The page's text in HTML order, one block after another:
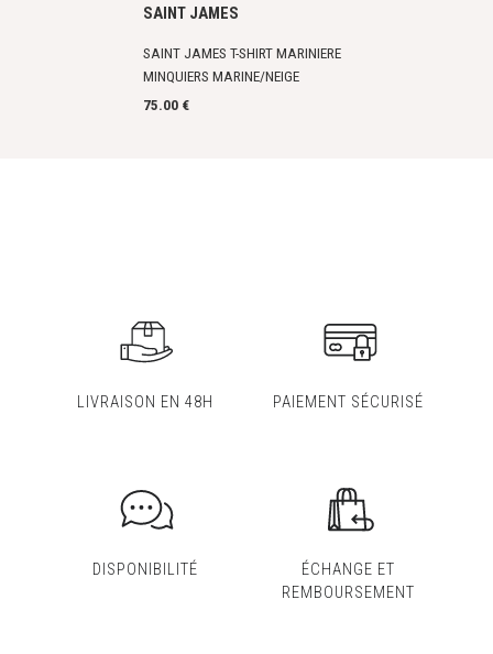
SAINT JAMES
SAINT JAMES T-SHIRT MARINIERE
MINQUIERS MARINE/NEIGE
75.00 €
LIVRAISON EN 48H PAIEMENT SÉCURISÉ
DISPONIBILITÉ
ÉCHANGE ET
REMBOURSEMENT